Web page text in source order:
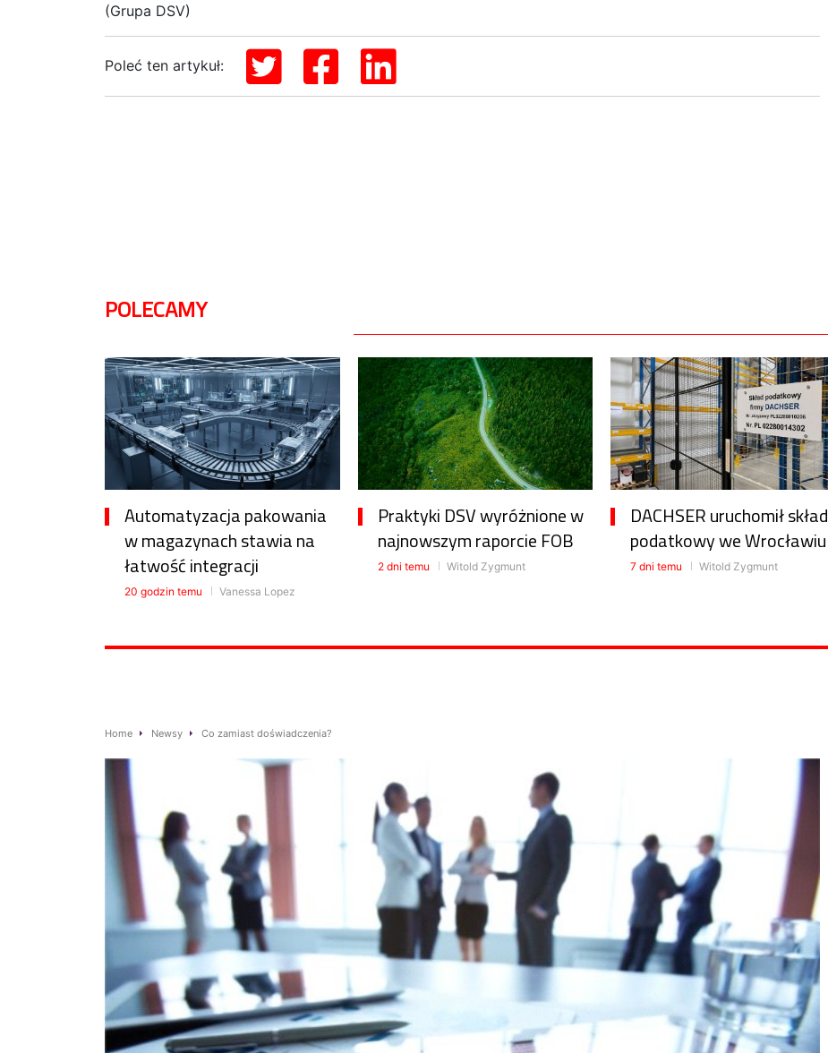
(Grupa DSV)
Poleć ten artykuł:
POLECAMY
Automatyzacja pakowania
w magazynach stawia na
łatwość integracji
20 godzin temu Vanessa Lopez
Praktyki DSV wyróżnione w
najnowszym raporcie FOB
2 dni temu Witold Zygmunt
DACHSER uruchomił skład
podatkowy we Wrocławiu
7 dni temu Witold Zygmunt
Home Newsy Co zamiast doświadczenia?